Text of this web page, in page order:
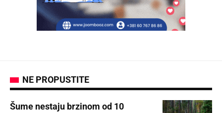
NE PROPUSTITE
Šume nestaju brzinom od 10